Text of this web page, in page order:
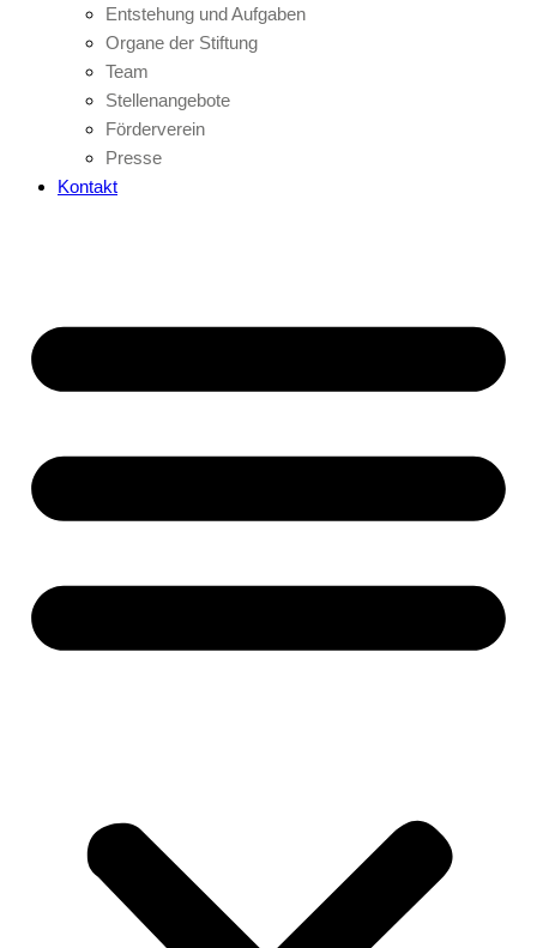
Entstehung und Aufgaben
Organe der Stiftung
Team
Stellenangebote
Förderverein
Presse
Kontakt